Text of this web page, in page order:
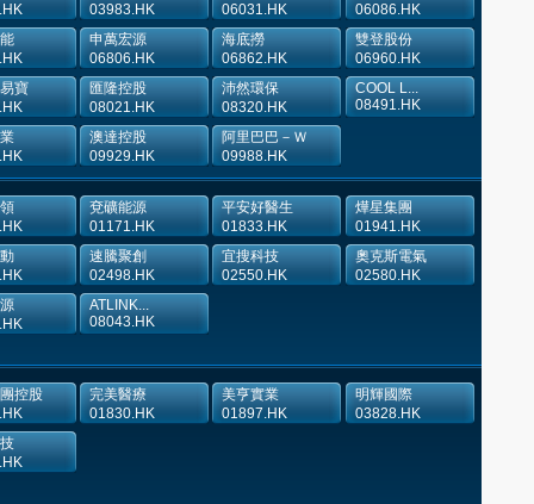
03983.HK
06031.HK
06086.HK
申萬宏源
06806.HK
海底撈
06862.HK
雙登股份
06960.HK
寶
匯隆控股
08021.HK
沛然環保
08320.HK
COOL L...
08491.HK
澳達控股
09929.HK
阿里巴巴－Ｗ
09988.HK
兗礦能源
01171.HK
平安好醫生
01833.HK
燁星集團
01941.HK
速騰聚創
02498.HK
宜搜科技
02550.HK
奧克斯電氣
02580.HK
ATLINK...
08043.HK
控股
完美醫療
01830.HK
美亨實業
01897.HK
明輝國際
03828.HK